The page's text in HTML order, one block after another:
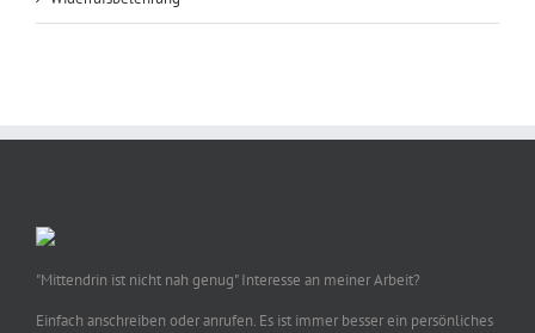
"Mittendrin ist nicht nah genug" Interesse an meiner Arbeit?
Einfach anschreiben oder anrufen. Es ist immer besser ein persönliches